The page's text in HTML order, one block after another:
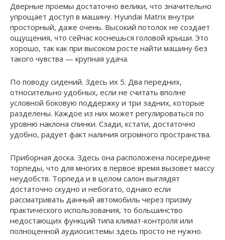
Дверные проемы достаточно велики, что значительно
упрощает доступ в машину. Hyundai Matrix внутри
просторный, даже очень. Высокий потолок не создает
ощущения, что сейчас коснешься головой крыши. Это
хорошо, так как при высоком росте найти машину без
такого чувства — крупная удача.
По поводу сидений. Здесь их 5. Два передних,
относительно удобных, если не считать вполне
условной боковую поддержку и три задних, которые
разделены. Каждое из них может регулироваться по
уровню наклона спинки. Сзади, кстати, достаточно
удобно, радует факт наличия огромного пространства.
Приборная доска. Здесь она расположена посередине
торпеды, что для многих в первое время вызовет массу
неудобств. Торпеда и в целом салон выглядят
достаточно скудно и небогато, однако если
рассматривать данный автомобиль через призму
практического использования, то большинство
недостающих функций типа климат-контроля или
полноценной аудиосистемы здесь просто не нужно.